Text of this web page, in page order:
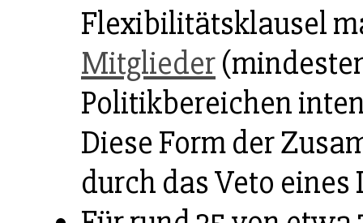
Flexibilitätsklausel
Mitglieder
Politikbereichen
Diese Form der
durch das Veto